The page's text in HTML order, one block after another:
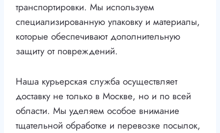
транспортировки. Мы используем
специализированную упаковку и материалы,
которые обеспечивают дополнительную
защиту от повреждений.
Наша курьерская служба осуществляет
доставку не только в Москве, но и по всей
области. Мы уделяем особое внимание
тщательной обработке и перевозке посылок,